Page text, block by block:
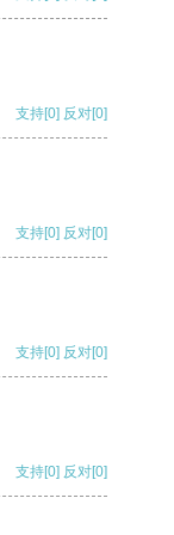
支持[0] 反对[0]
支持[0] 反对[0]
支持[0] 反对[0]
支持[0] 反对[0]